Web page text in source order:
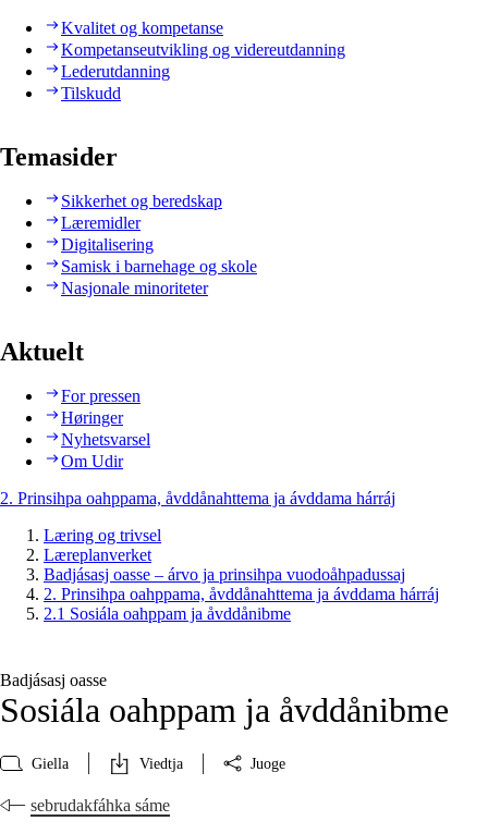
Kvalitet og kompetanse
Kompetanseutvikling og videreutdanning
Lederutdanning
Tilskudd
Temasider
Sikkerhet og beredskap
Læremidler
Digitalisering
Samisk i barnehage og skole
Nasjonale minoriteter
Aktuelt
For pressen
Høringer
Nyhetsvarsel
Om Udir
2. Prinsihpa oahppama, åvddånahttema ja ávddama hárráj
Læring og trivsel
Læreplanverket
Badjásasj oasse – árvo ja prinsihpa vuodoåhpadussaj
2. Prinsihpa oahppama, åvddånahttema ja ávddama hárráj
2.1 Sosiála oahppam ja åvddånibme
Badjásasj oasse
Sosiála oahppam ja åvddånibme
Giella Viedtja Juoge
sebrudakfáhka sáme